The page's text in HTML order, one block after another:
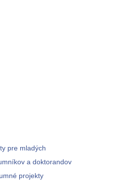
pre mladých
a doktorandov
projekty